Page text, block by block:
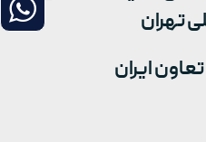
تهران
ایران